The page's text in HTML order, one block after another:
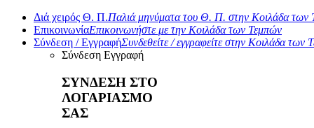
Διά χειρός Θ. Π.Παλιά μηνύματα του Θ. Π. στην Κοιλάδα των
ΕπικοινωνίαΕπικοινωνήστε με την Κοιλάδα των Τεμπών
Σύνδεση / ΕγγραφήΣυνδεθείτε / εγγραφείτε στην Κοιλάδα των
Σύνδεση Εγγραφή
ΣΥΝΔΕΣΗ ΣΤΟ
ΛΟΓΑΡΙΑΣΜΟ
ΣΑΣ